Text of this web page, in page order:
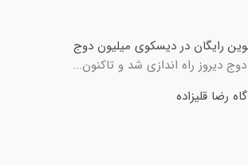
رایگان در دیسکوی میلیون دوج
دیروز راه اندازی شد و تاکنون...
رضا قلیزاده